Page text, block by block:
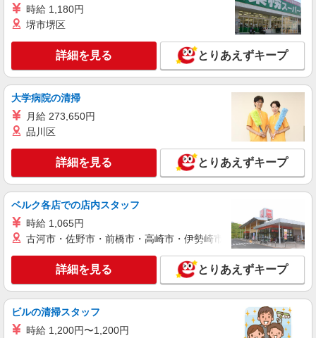
詳細を見る
株式会社テクノ・サービス/お仕事No/0790663
兵庫県加東市 ＊車・バイク通勤OK
キープ 詳細を見る
戦力エージェント株式会社
時給1,450円 【月収例】 228,375円＋交通費＋
各種手当 （時給1,450円×実働7.5時間×21日勤務）
※交通費別途支給（規定あり） ※住宅手当3,000
円〜 ※扶養手当5,000円〜
加東市南山
キープ 詳細を見る
派遣社員
時給 1,180円
堺市堺区
詳細を見る とりあえずキープ
大学病院の清掃
月給 273,650円
品川区
詳細を見る とりあえずキープ
ベルク各店での店内スタッフ
時給 1,065円
古河市・佐野市・前橋市・高崎市・伊勢崎市・太田市・館林市
詳細を見る とりあえずキープ
ビルの清掃スタッフ
時給 1,200円〜1,200円